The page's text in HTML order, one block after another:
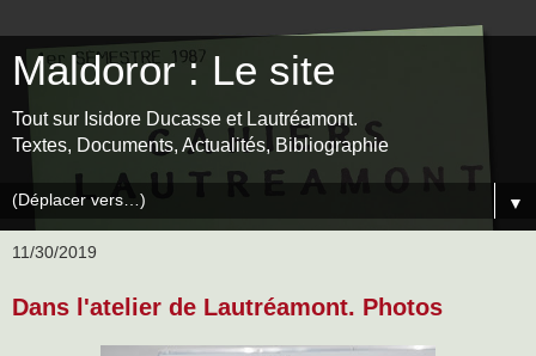
Maldoror : Le site
Tout sur Isidore Ducasse et Lautréamont.
Textes, Documents, Actualités, Bibliographie
▼
11/30/2019
Dans l'atelier de Lautréamont. Photos